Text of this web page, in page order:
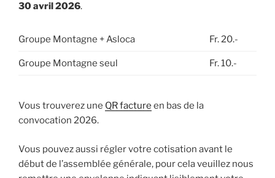
30 avril 2026.
Groupe Montagne + Asloca Fr. 20.-
Groupe Montagne seul Fr. 10.-
Vous trouverez une QR facture en bas de la
convocation 2026.
Vous pouvez aussi régler votre cotisation avant le
début de l’assemblée générale, pour cela veuillez nous